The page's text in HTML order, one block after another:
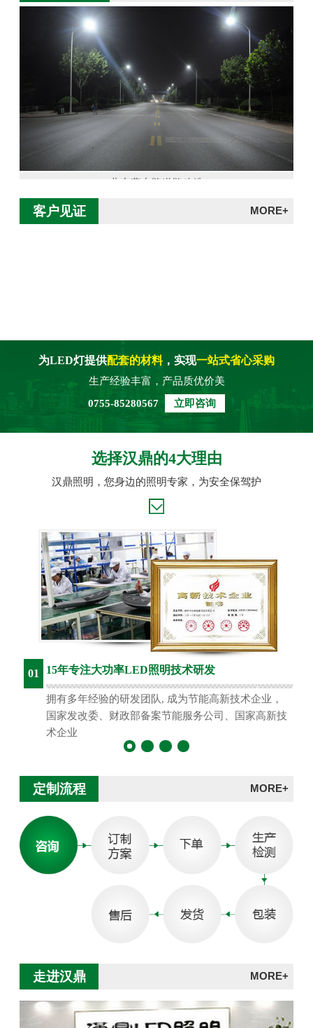
北京燕东路道路改造
客户见证 MORE+
为LED灯提供配套的材料，实现一站式省心采购
生产经验丰富，产品质优价美
0755-85280567
立即咨询
选择汉鼎的4大理由
汉鼎照明，您身边的照明专家，为安全保驾护
01 15年专注大功率LED照明技术研发
拥有多年经验的研发团队, 成为节能高新技术企业，
国家发改委、财政部备案节能服务公司、国家高新技
术企业
定制流程 MORE+
走进汉鼎 MORE+